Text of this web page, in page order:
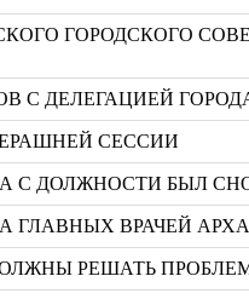
ГОРОДСКОГО
С ДЕЛЕГАЦИЕЙ
СЕССИИ
С ДОЛЖНОСТИ БЫЛ
ГЛАВНЫХ ВРАЧЕЙ
РЕШАТЬ